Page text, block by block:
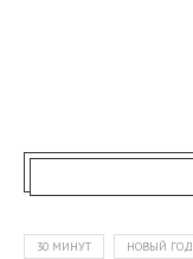
30 МИНУТ НОВЫЙ ГОД